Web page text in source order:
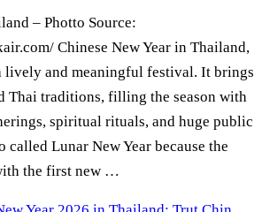
– Photto Source:
Chinese New Year in Thailand,
lively and meaningful festival. It brings
Thai traditions, filling the season with
spiritual rituals, and huge public
called Lunar New Year because the
the first new …